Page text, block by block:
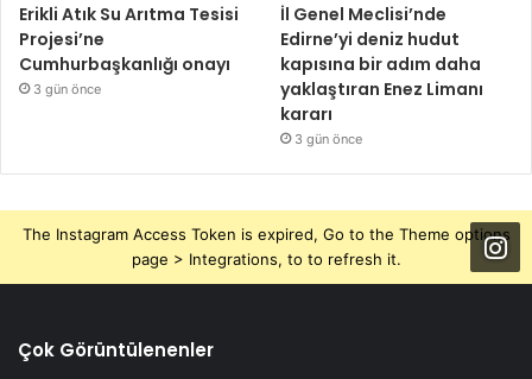
Erikli Atık Su Arıtma Tesisi
Projesi’ne
Cumhurbaşkanlığı onayı
3 gün önce
İl Genel Meclisi’nde
Edirne’yi deniz hudut
kapısına bir adım daha
yaklaştıran Enez Limanı
kararı
3 gün önce
The Instagram Access Token is expired, Go to the Theme options
page > Integrations, to to refresh it.
Çok Görüntülenenler